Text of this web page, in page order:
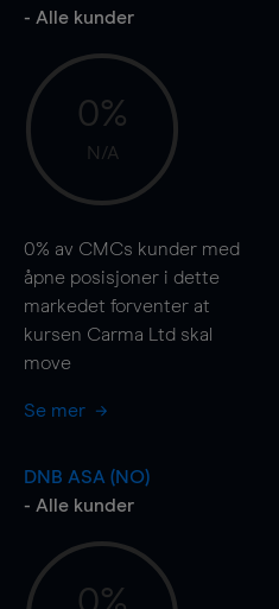
- Alle kunder
0%
N/A
0% av CMCs kunder med
åpne posisjoner i dette
markedet forventer at
kursen Carma Ltd skal
move
Se mer
DNB ASA (NO)
- Alle kunder